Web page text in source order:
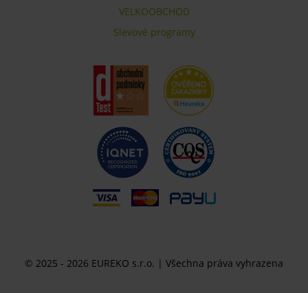
VELKOOBCHOD
Slevové programy
© 2025 - 2026 EUREKO s.r.o. | Všechna práva vyhrazena